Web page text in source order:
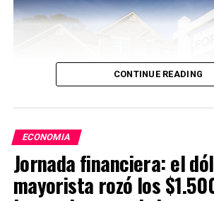
Un préstamo hipotecario de USD
CONTINUE READING
ECONOMIA
Jornada financiera: el
mayorista rozó los